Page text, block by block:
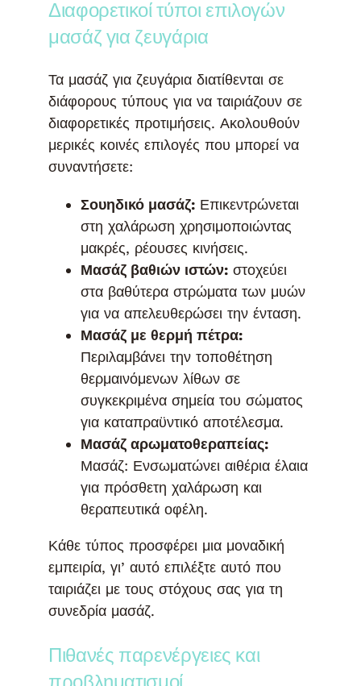
Διαφορετικοί τύποι επιλογών
μασάζ για ζευγάρια
Τα μασάζ για ζευγάρια διατίθενται σε
διάφορους τύπους για να ταιριάζουν σε
διαφορετικές προτιμήσεις. Ακολουθούν
μερικές κοινές επιλογές που μπορεί να
συναντήσετε:
Σουηδικό μασάζ:Επικεντρώνεται
στη χαλάρωση χρησιμοποιώντας
μακρές, ρέουσες κινήσεις.
Μασάζ βαθιών ιστών:στοχεύει
στα βαθύτερα στρώματα των μυών
για να απελευθερώσει την ένταση.
Μασάζ με θερμή πέτρα:
Περιλαμβάνει την τοποθέτηση
θερμαινόμενων λίθων σε
συγκεκριμένα σημεία του σώματος
για καταπραϋντικό αποτέλεσμα.
Μασάζ αρωματοθεραπείας:
Μασάζ: Ενσωματώνει αιθέρια έλαια
για πρόσθετη χαλάρωση και
θεραπευτικά οφέλη.
Κάθε τύπος προσφέρει μια μοναδική
εμπειρία, γι’ αυτό επιλέξτε αυτό που
ταιριάζει με τους στόχους σας για τη
συνεδρία μασάζ.
Πιθανές παρενέργειες και
προβληματισμοί